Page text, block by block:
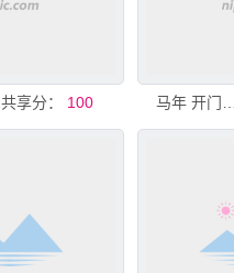
共享分： 100